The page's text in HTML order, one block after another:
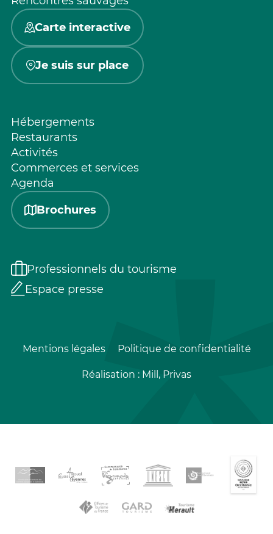
Carte interactive
Je suis sur place
Hébergements
Restaurants
Activités
Commerces et services
Agenda
Brochures
Professionnels du tourisme
Espace presse
Mentions légales Politique de confidentialité
Réalisation : Mill, Privas